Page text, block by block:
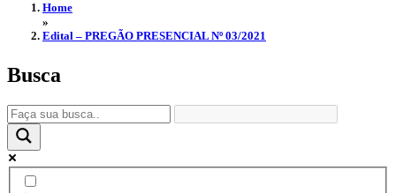
Home
»
Edital – PREGÃO PRESENCIAL Nº 03/2021
Busca